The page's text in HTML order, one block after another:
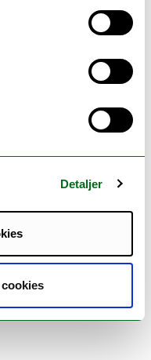
Detaljer
2026 til:
Tamsøy, 2.
her.